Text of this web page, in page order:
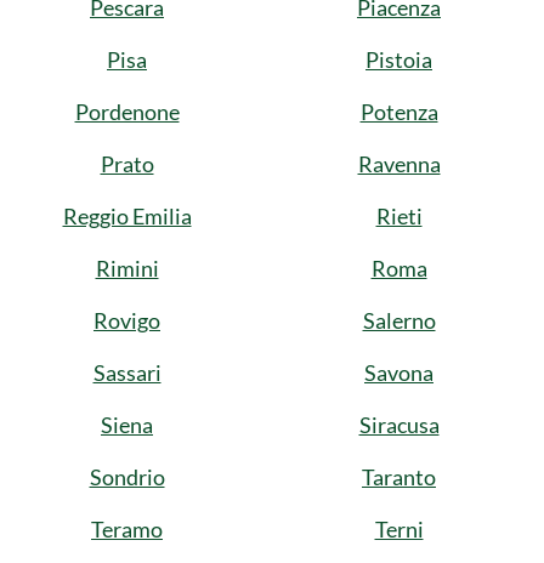
Pescara
Piacenza
Pisa
Pistoia
Pordenone
Potenza
Prato
Ravenna
Reggio Emilia
Rieti
Rimini
Roma
Rovigo
Salerno
Sassari
Savona
Siena
Siracusa
Sondrio
Taranto
Teramo
Terni